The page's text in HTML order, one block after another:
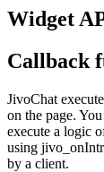
Widget
Callback
JivoChat
on the page.
execute a logic
using
by a client.